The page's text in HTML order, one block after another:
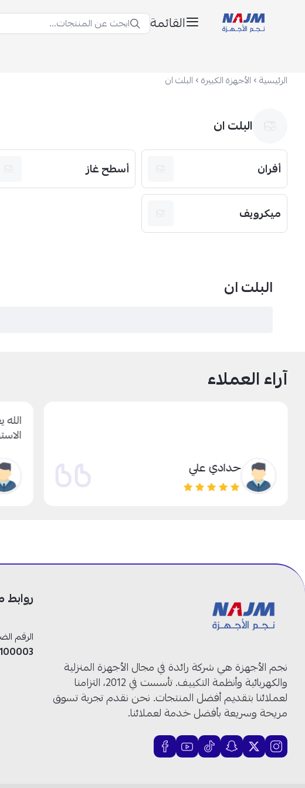
القائمة ابحث عن المنتجات...
الرئيسية الأجهزة الكبيرة البلت ان
البلت ان
أفران أسطح غاز
ميكرويف
البلت ان
آراء العملاء
حدادي علي
نجم الأجهزة هي شركة رائدة في مجال الأجهزة المنزلية
والكهربائية وأنظمة التكييف. تأسست في 2012، التزامنا
لعملائنا بتقديم أفضل المنتجات. نحن نقدم تجربة تسوق
مريحة وسريعة بأفضل خدمة لعملائنا.
الرقم